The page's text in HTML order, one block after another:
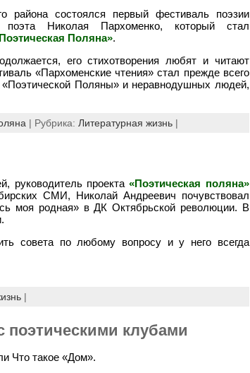
района состоялся первый фестиваль поэзии
поэта Николая Пархоменко, который стал
Поляна».
его стихотворения любят и читают
«Пархоменские чтения» стал прежде всего
«Поэтической Поляны» и неравнодушных людей,
| Рубрика: Литературная жизнь|
руководитель проекта«Поэтическая поляна»
СМИ, Николай Андреевич почувствовал
моя родная» в ДК Октябрьской революции. В
совета по любому вопросу и у него всегда
|
поэтическими клубами
Что такое «Дом».